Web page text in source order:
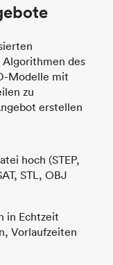
des
Modelle mit
zu
erstellen
hoch (STEP,
STL, OBJ
in Echtzeit
Vorlaufzeiten